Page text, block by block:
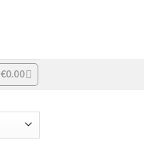
€0.00